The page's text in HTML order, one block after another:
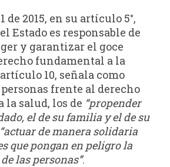
de 2015, en su artículo 5°,
Estado es responsable de
y garantizar el goce
fundamental a la
10, señala como
personas frente al derecho
salud, los de “propender
el de su familia y el de su
“actuar de manera solidaria
que pongan en peligro la
las personas”.